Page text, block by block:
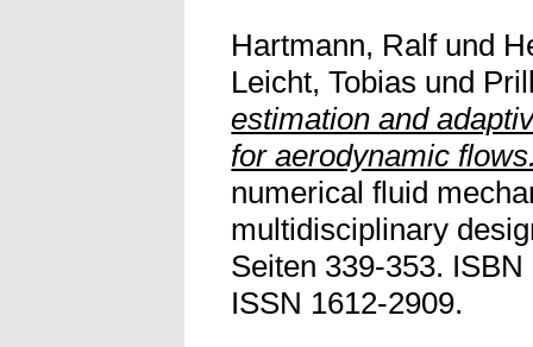
Hartmann, Ralfund
Leicht, Tobias und
estimation and
for aerodynamic
numerical fluid
multidisciplinary
Seiten 339-353.
ISSN 1612-2909.